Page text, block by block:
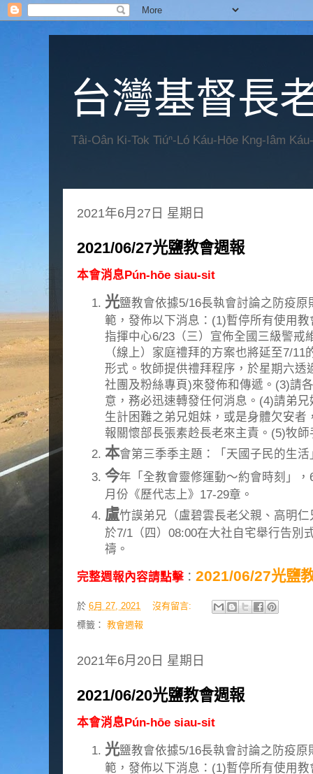
台灣基督長
Tâi-Oân Ki-Tok Tiúⁿ-Ló Káu-Hōe Kng-Iâm
2021年6月27日 星期日
2021/06/27光鹽教會週報
本會消息Pún-hōe siau-sit
光鹽教會依據5/16長執會討論之防疫
範，發佈以下消息：(1)暫停所有使用
指揮中心6/23（三）宣佈全國三級警戒
（線上）家庭禮拜的方案也將延至7/
形式。牧師提供禮拜程序，於星期六透
社團及粉絲專頁)來發佈和傳遞。(3)請
意，務必迅速轉發任何消息。(4)請弟
生計困難之弟兄姐妹，或是身體欠安
報關懷部長張素赺長老來主責。(5)牧師
本會第三季季主題：「天國子民的生
今年「全教會靈修運動～約會時刻」
月份《歷代志上》17-29章。
盧竹謨弟兄（盧碧雲長老父親、高明
於7/1（四）08:00在大社自宅舉行告別
禱。
完整週報內容請點擊 ： 2021/06/27光鹽
於 6月 27, 2021
沒有留言:
標籤： 教會週報
2021年6月20日 星期日
2021/06/20光鹽教會週報
本會消息Pún-hōe siau-sit
光鹽教會依據5/16長執會討論之防疫
範，發佈以下消息：(1)暫停所有使用